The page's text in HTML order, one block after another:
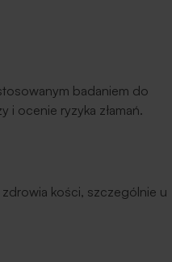
badaniem do
ocenie ryzyka złamań.
kości, szczególnie u